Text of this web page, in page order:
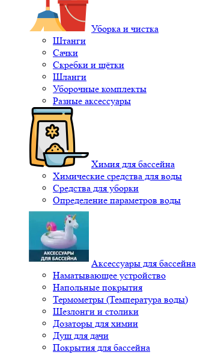
Уборка и чистка
Штанги
Сачки
Скребки и щётки
Шланги
Уборочные комплекты
Разные аксессуары
Химия для бассейна
Химические средства для воды
Средства для уборки
Определение параметров воды
Аксессуары для бассейна
Наматывающее устройство
Напольные покрытия
Термометры (Температура воды)
Шезлонги и столики
Дозаторы для химии
Душ для дачи
Покрытия для бассейна